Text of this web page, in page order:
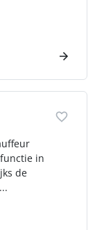
in
de